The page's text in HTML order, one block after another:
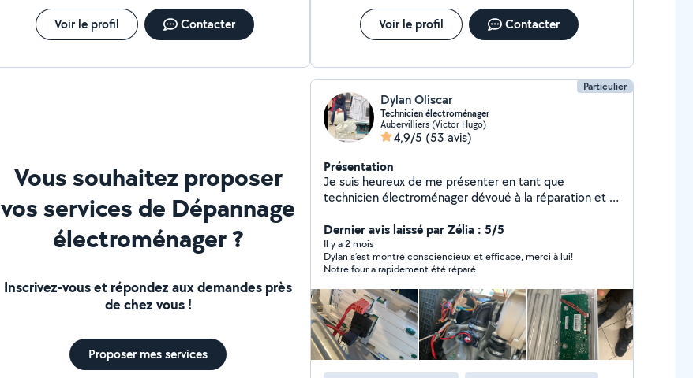
Voir le profil Contacter Voir le profil Contacter
Vous souhaitez proposer
vos services de Dépannage
électroménager ?
Inscrivez-vous et répondez aux demandes près
de chez vous !
Proposer mes services
Particulier
Dylan Oliscar
Technicien électroménager
Aubervilliers (Victor Hugo)
4,9/5 (53 avis)
Présentation
Je suis heureux de me présenter en tant que
technicien électroménager dévoué à la réparation et à
foyer. Mes compétences s'étendent à la réparation de
lave-linges, lave-vaisselles, sèche linge, four, plaque de
cuisson Mon but en tant que technicien est de vous
aider à préserver la longue durée de vie de vos
appareils en effectuant des réparations rapides et
fiables. Je suis fier de fournir des services de qualité
pour vous garantir une expérience satisfaisante.
N'hésitez pas à me contacter si vous avez besoin de
mes services. Je vous remercie de votre temps et j'ai
hâte de pouvoir vous aider à l'avenir. Des tarif
Dernier avis laissé par Zélia : 5/5
Il y a 2 mois
Dylan s’est montré consciencieux et efficace, merci à lui!
Notre four a rapidement été réparé